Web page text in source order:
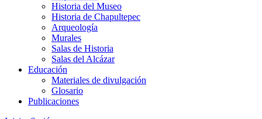
Historia del Museo
Historia de Chapultepec
Arqueología
Murales
Salas de Historia
Salas del Alcázar
Educación
Materiales de divulgación
Glosario
Publicaciones